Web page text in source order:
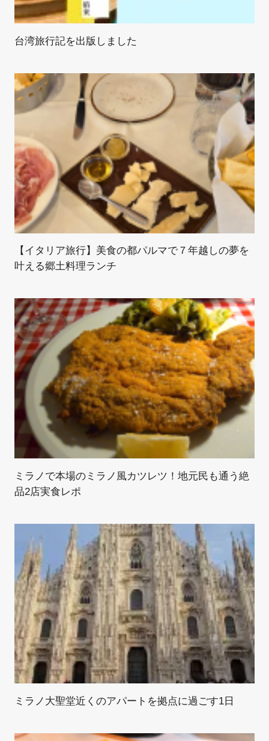
台湾旅行記を出版しました
【イタリア旅行】美食の都パルマで７年越しの夢を
叶える郷土料理ランチ
ミラノで本場のミラノ風カツレツ！地元民も通う絶
品2店実食レポ
ミラノ大聖堂近くのアパートを拠点に過ごす1日